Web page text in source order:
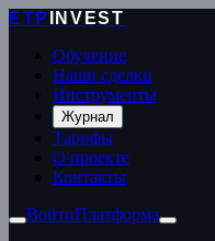
ETP
INVEST
Обучение
Наши сделки
Инструменты
Журнал
Тарифы
О проекте
Контакты
ВойтиПлатформа